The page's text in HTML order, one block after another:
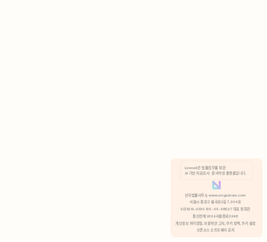
분석 쿠키 허용
Lawvot은 법률업무를 위한
AI 기반 자료조사 · 문서작성 플랫폼입니다.
안국법률사무소 www.anguklaw.com
서울시 종로구 율곡로2길 7, 304호
02)3210-3330 105-05-48527 대표 정희찬
통신판매 2024서울종로0248
개인정보 처리방침, 이용약관 고지, 쿠키 정책, 쿠키 설정
오픈소스 소프트웨어 공지